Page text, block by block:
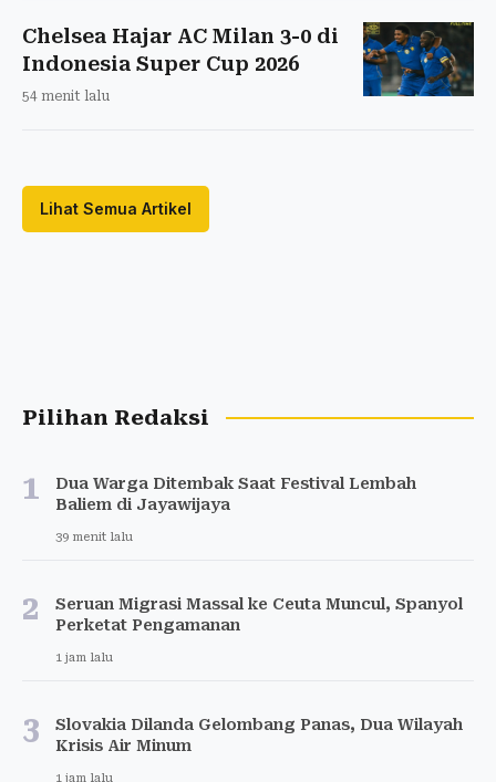
Chelsea Hajar AC Milan 3-0 di
Indonesia Super Cup 2026
54 menit lalu
Lihat Semua Artikel
Pilihan Redaksi
1
Dua Warga Ditembak Saat Festival Lembah
Baliem di Jayawijaya
39 menit lalu
2
Seruan Migrasi Massal ke Ceuta Muncul, Spanyol
Perketat Pengamanan
1 jam lalu
3
Slovakia Dilanda Gelombang Panas, Dua Wilayah
Krisis Air Minum
1 jam lalu